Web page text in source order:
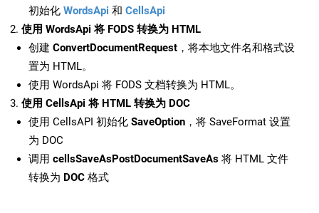
初始化 WordsApi 和 CellsApi
使用 WordsApi 将 FODS 转换为 HTML
创建 ConvertDocumentRequest ，将本地文件名和格式设
置为 HTML。
使用 WordsApi 将 FODS 文档转换为 HTML。
使用 CellsApi 将 HTML 转换为 DOC
使用 CellsAPI 初始化 SaveOption ，将 SaveFormat 设置
为 DOC
调用 cellsSaveAsPostDocumentSaveAs 将 HTML 文件
转换为 DOC 格式